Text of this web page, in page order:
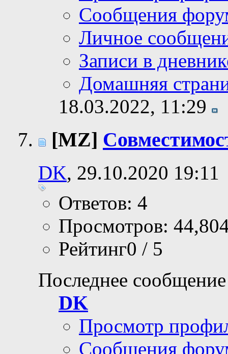
Сообщения
Личное
Записи в
Домашняя
18.03.2022, 11:29
[MZ]
DK, 29.10.2020 19:11
Ответов: 4
Просмотров:
Рейтинг0 / 5
Последнее
DK
Просмотр
Сообщения